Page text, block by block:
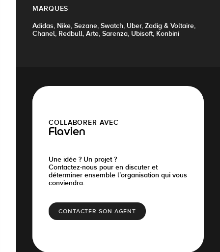
MARQUES
Adidas, Nike, Sezane, Swatch, Uber, Zadig & Voltaire,
Chanel, Redbull, Arte, Sarenza, Ubisoft, Konbini
COLLABORER AVEC
Flavien
Une idée ? Un projet ?
Contactez-nous pour en discuter et
déterminer ensemble l’organisation qui vous
conviendra.
CONTACTER SON AGENT